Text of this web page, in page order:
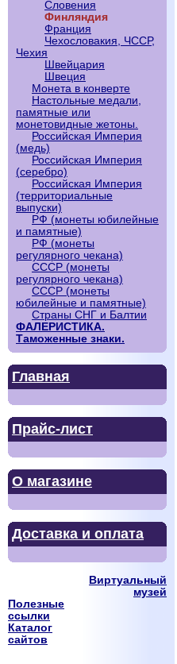
Словения
Финляндия
Франция
Чехословакия, ЧССР,
Чехия
Швейцария
Швеция
Монета в конверте
Настольные медали,
памятные или
монетовидные жетоны.
Российская Империя
(медь)
Российская Империя
(серебро)
Российская Империя
(территориальные
выпуски)
РФ (монеты юбилейные
и памятные)
РФ (монеты
регулярного чекана)
СССР (монеты
регулярного чекана)
СССР (монеты
юбилейные и памятные)
Страны СНГ и Балтии
ФАЛЕРИСТИКА.
Таможенные знаки.
Главная
Прайс-лист
О магазине
Доставка и оплата
Виртуальный
музей
Полезные
ссылки
Каталог
сайтов